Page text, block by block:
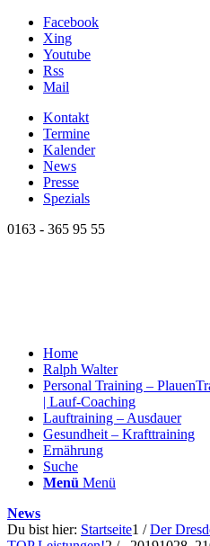
Facebook
Xing
Youtube
Rss
Mail
Kontakt
Termine
Kalender
News
Presse
Spezials
0163 - 365 95 55
Home
Ralph Walter
Personal Training – Plauen
| Lauf-Coaching
Lauftraining – Ausdauer
Gesundheit – Krafttraining
Ernährung
Suche
Menü Menü
News
Du bist hier: Startseite1 / Der